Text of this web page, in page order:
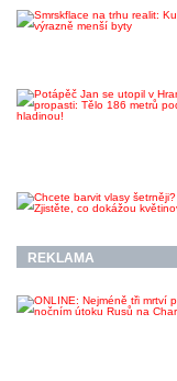
REKLAMA